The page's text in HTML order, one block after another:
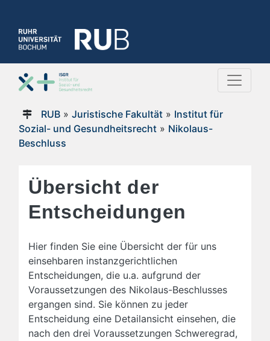
RUB» Juristische Fakultät» Institut für
Sozial- und Gesundheitsrecht » Nikolaus-
Beschluss
Übersicht der
Entscheidungen
Hier finden Sie eine Übersicht der für uns
einsehbaren instanzgerichtlichen
Entscheidungen, die u.a. aufgrund der
Voraussetzungen des Nikolaus-Beschlusses
ergangen sind. Sie können zu jeder
Entscheidung eine Detailansicht einsehen, die
nach den drei Voraussetzungen Schweregrad,